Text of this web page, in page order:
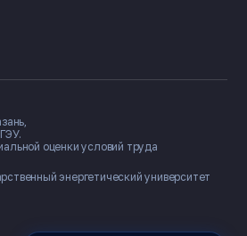
энергетический университет
оценки условий труда